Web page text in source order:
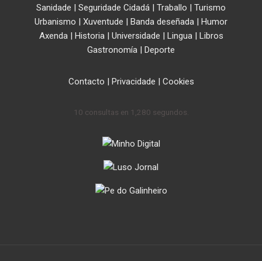
Sanidade | Seguridade Cidadá | Traballo | Turismo
Urbanismo | Xuventude | Banda deseñada | Humor
Axenda| Historia| Universidade | Lingua| Libros
Gastronomía | Deporte
Contacto | Privacidade | Cookies
10 consultas en 1,280 segundos.